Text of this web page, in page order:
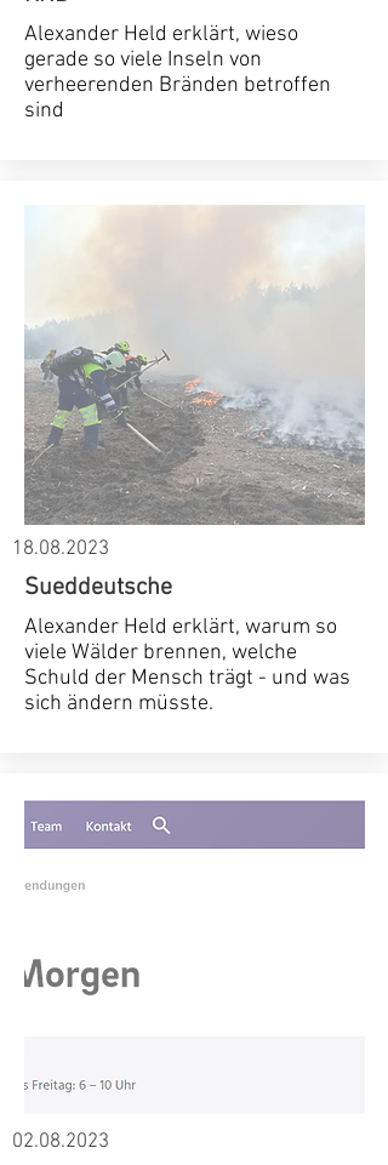
Alexander Held erklärt, wieso
gerade so viele Inseln von
verheerenden Bränden betroffen
sind
18.08.2023
Sueddeutsche
Alexander Held erklärt, warum so
viele Wälder brennen, welche
Schuld der Mensch trägt - und was
sich ändern müsste.
02.08.2023